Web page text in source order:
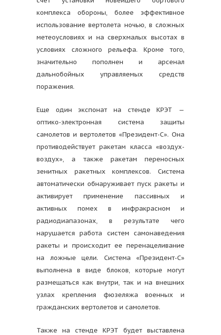
комплекса обороны, более эффективное
использование вертолета ночью, в сложных
метеоусловиях и на сверхмалых высотах в
условиях сложного рельефа. Кроме того,
значительно пополнен и арсенал
дальнобойных управляемых средств
поражения.
Еще один экспонат на стенде КРЭТ —
оптико-электронная система защиты
самолетов и вертолетов «Президент-С». Она
противодействует ракетам класса «воздух-
воздух», а также ракетам переносных
зенитных ракетных комплексов. Система
автоматически обнаруживает пуск ракеты и
активирует применение пассивных и
активных помех в инфракрасном и
радиодиапазонах, в результате чего
нарушается работа систем самонаведения
ракеты и происходит ее перенацеливание
на ложные цели. Система «Президент-С»
выполнена в виде блоков, которые могут
размещаться как внутри, так и на внешних
узлах крепления фюзеляжа военных и
гражданских вертолетов и самолетов.
Также на стенде КРЭТ будет выставлена